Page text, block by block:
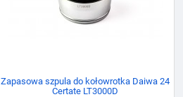
Zapasowa szpula do kołowrotka Daiwa 24
Certate LT3000D